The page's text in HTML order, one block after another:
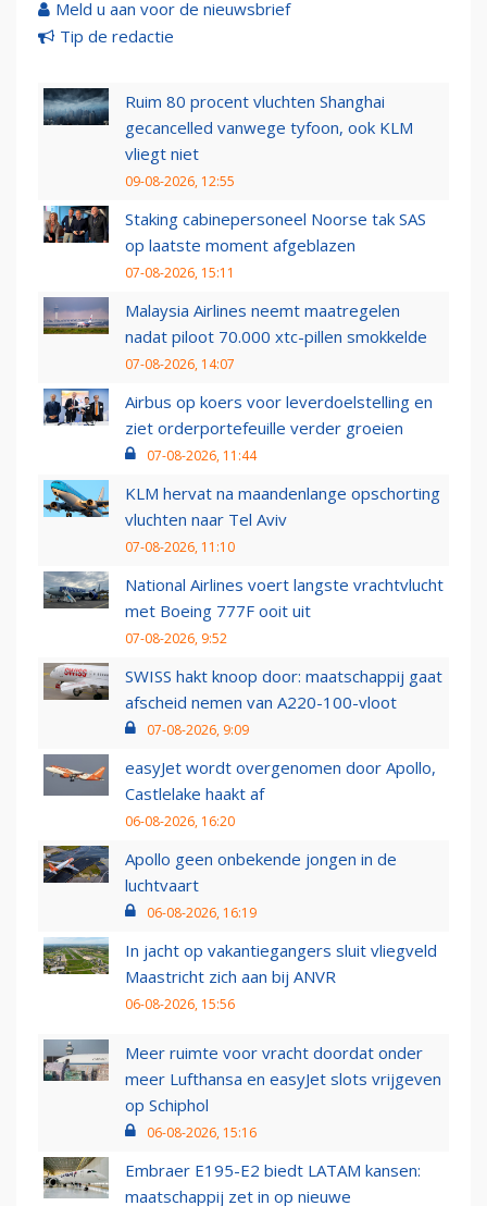
Meld u aan voor de nieuwsbrief
Tip de redactie
Ruim 80 procent vluchten Shanghai
gecancelled vanwege tyfoon, ook KLM
vliegt niet
09-08-2026, 12:55
Staking cabinepersoneel Noorse tak SAS
op laatste moment afgeblazen
07-08-2026, 15:11
Malaysia Airlines neemt maatregelen
nadat piloot 70.000 xtc-pillen smokkelde
07-08-2026, 14:07
Airbus op koers voor leverdoelstelling en
ziet orderportefeuille verder groeien
07-08-2026, 11:44
KLM hervat na maandenlange opschorting
vluchten naar Tel Aviv
07-08-2026, 11:10
National Airlines voert langste vrachtvlucht
met Boeing 777F ooit uit
07-08-2026, 9:52
SWISS hakt knoop door: maatschappij gaat
afscheid nemen van A220-100-vloot
07-08-2026, 9:09
easyJet wordt overgenomen door Apollo,
Castlelake haakt af
06-08-2026, 16:20
Apollo geen onbekende jongen in de
luchtvaart
06-08-2026, 16:19
In jacht op vakantiegangers sluit vliegveld
Maastricht zich aan bij ANVR
06-08-2026, 15:56
Meer ruimte voor vracht doordat onder
meer Lufthansa en easyJet slots vrijgeven
op Schiphol
06-08-2026, 15:16
Embraer E195-E2 biedt LATAM kansen:
maatschappij zet in op nieuwe